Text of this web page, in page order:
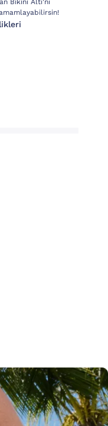
Bikini Altı'nı